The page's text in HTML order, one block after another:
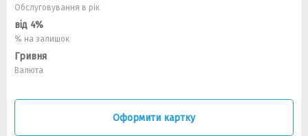
Обслуговування в рік
від 4%
% на залишок
Гривня
Валюта
Оформити картку